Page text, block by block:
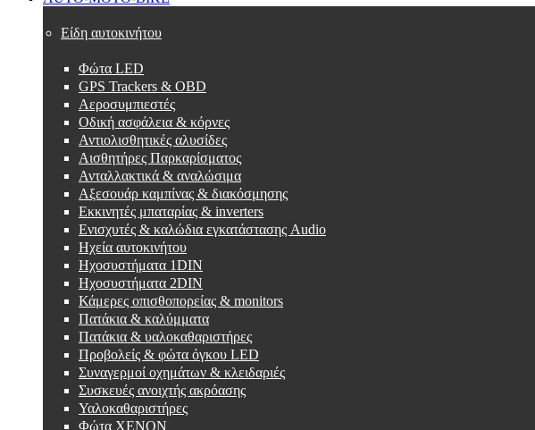
Είδη αυτοκινήτου
Φώτα LED
GPS Trackers & OBD
Αεροσυμπιεστές
Οδική ασφάλεια & κόρνες
Αντιολισθητικές αλυσίδες
Αισθητήρες Παρκαρίσματος
Ανταλλακτικά & αναλώσιμα
Αξεσουάρ καμπίνας & διακόσμησης
Εκκινητές μπαταρίας & inverters
Ενισχυτές & καλώδια εγκατάστασης Audio
Ηχεία αυτοκινήτου
Ηχοσυστήματα 1DIN
Ηχοσυστήματα 2DIN
Κάμερες οπισθοπορείας & monitors
Πατάκια & καλύμματα
Πατάκια & υαλοκαθαριστήρες
Προβολείς & φώτα όγκου LED
Συναγερμοί οχημάτων & κλειδαριές
Συσκευές ανοιχτής ακρόασης
Υαλοκαθαριστήρες
Φώτα XENON